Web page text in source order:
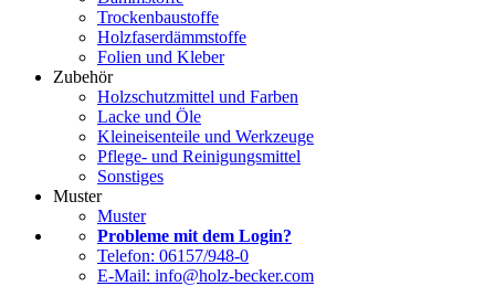
Trockenbaustoffe
Holzfaserdämmstoffe
Folien und Kleber
Zubehör
Holzschutzmittel und Farben
Lacke und Öle
Kleineisenteile und Werkzeuge
Pflege- und Reinigungsmittel
Sonstiges
Muster
Muster
Probleme mit dem Login?
Telefon: 06157/948-0
E-Mail: info@holz-becker.com